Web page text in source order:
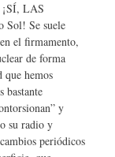
LAS
Sol! Se suele
el firmamento,
de forma
que hemos
bastante
y
su radio y
periódicos